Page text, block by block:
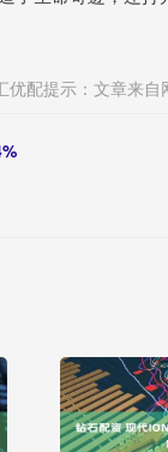
优配提示：文章来自